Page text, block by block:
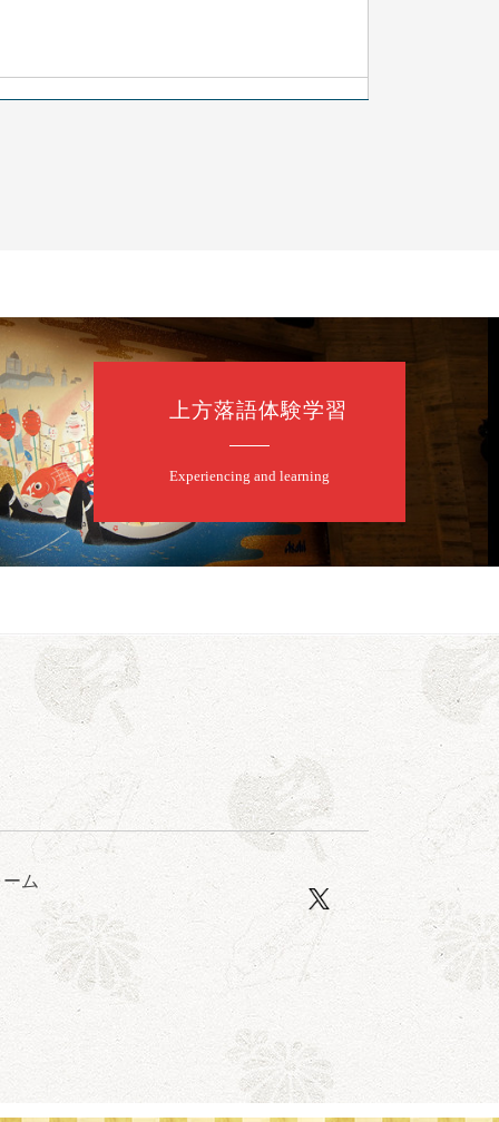
番」
眞／笑福亭仁福／幸助福助（漫才）／桂春若
上方落語体験学習
Experiencing and learning
ム